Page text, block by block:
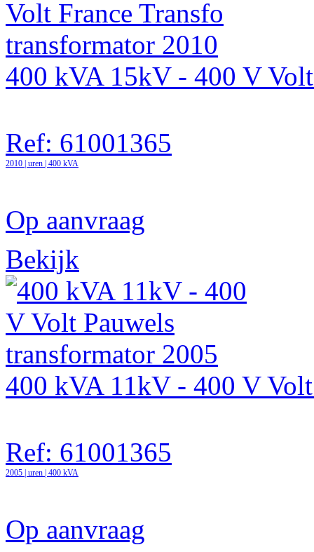
400 kVA 15kV - 400 V
Ref: 61001365
2010 | uren | 400 kVA
Op aanvraag
Bekijk
400 kVA 11kV - 400 V
Ref: 61001365
2005 | uren | 400 kVA
Op aanvraag